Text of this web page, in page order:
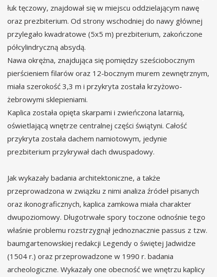
łuk tęczowy, znajdował się w miejscu oddzielającym nawę
oraz prezbiterium. Od strony wschodniej do nawy głównej
przylegało kwadratowe (5x5 m) prezbiterium, zakończone
półcylindryczną absydą.
Nawa okrężna, znajdująca się pomiędzy sześciobocznym
pierścieniem filarów oraz 12-bocznym murem zewnętrznym,
miała szerokość 3,3 m i przykryta została krzyżowo-
żebrowymi sklepieniami.
Kaplica została opięta skarpami i zwieńczona latarnią,
oświetlającą wnętrze centralnej części świątyni. Całość
przykryta została dachem namiotowym, jedynie
prezbiterium przykrywał dach dwuspadowy.
Jak wykazały badania architektoniczne, a także
przeprowadzona w związku z nimi analiza źródeł pisanych
oraz ikonograficznych, kaplica zamkowa miała charakter
dwupoziomowy. Długotrwałe spory toczone odnośnie tego
właśnie problemu rozstrzygnął jednoznacznie passus z tzw.
baumgartenowskiej redakcji Legendy o świętej Jadwidze
(1504 r.) oraz przeprowadzone w 1990 r. badania
archeologiczne. Wykazały one obecność we wnętrzu kaplicy